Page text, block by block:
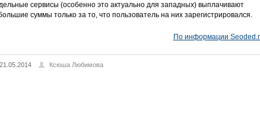
сервисы (особенно это актуально для западных) выплачивают
суммы только за то, что пользователь на них зарегистрировался.
По информации
21.05.2014 Ксюша Любимова